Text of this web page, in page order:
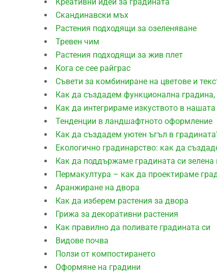
Скандинавски мъх
Растения подходящи за озеленяване
Тревен чим
Растения подходящи за жив плет
Кога се сее райграс
Съвети за комбиниране на цветове и
Как да създадем функционална
Как да интегрираме изкуството в
Тенденции в ландшафтното оформление
Как да създадем уютен ъгъл в
Екологично градинарство: как да
Как да поддържаме градината си зелена
Пермакултура – как да проектираме
Aранжиране на двора
Как да изберем растения за двора
Грижа за декоративни растения
Как правилно да поливате градината си
Видове почва
Ползи от компостирането
Оформяне на градини